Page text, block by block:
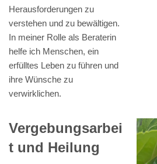
Herausforderungen zu
verstehen und zu bewältigen.
In meiner Rolle als Beraterin
helfe ich Menschen, ein
erfülltes Leben zu führen und
ihre Wünsche zu
verwirklichen.
Vergebungsarbei
t und Heilung